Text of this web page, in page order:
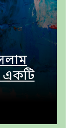
একটি